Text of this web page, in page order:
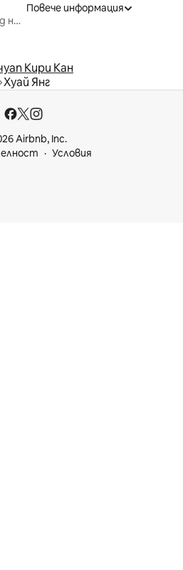
Ваканционни жилища под наем
Повече информация
Кири Кан
Хуай Янг
Airbnb, Inc.
Условия